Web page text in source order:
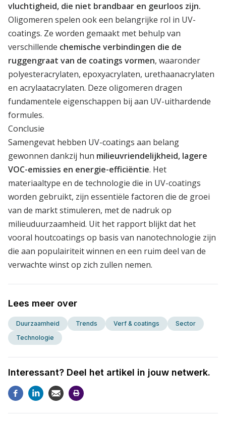
vluchtigheid, die niet brandbaar en geurloos zijn.
Oligomeren spelen ook een belangrijke rol in UV-
coatings. Ze worden gemaakt met behulp van
verschillende chemische verbindingen die de
ruggengraat van de coatings vormen, waaronder
polyesteracrylaten, epoxyacrylaten, urethaanacrylaten
en acrylaatacrylaten. Deze oligomeren dragen
fundamentele eigenschappen bij aan UV-uithardende
formules.
Conclusie
Samengevat hebben UV-coatings aan belang
gewonnen dankzij hun milieuvriendelijkheid, lagere
VOC-emissies en energie-efficiëntie. Het
materiaaltype en de technologie die in UV-coatings
worden gebruikt, zijn essentiële factoren die de groei
van de markt stimuleren, met de nadruk op
milieuduurzaamheid. Uit het rapport blijkt dat het
vooral houtcoatings op basis van nanotechnologie zijn
die aan populairiteit winnen en een ruim deel van de
verwachte winst op zich zullen nemen.
Lees meer over
Duurzaamheid Trends Verf & coatings
Sector
Technologie
Interessant? Deel het artikel in jouw netwerk.